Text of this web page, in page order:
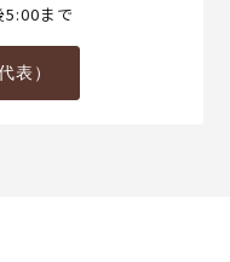
まで
表）